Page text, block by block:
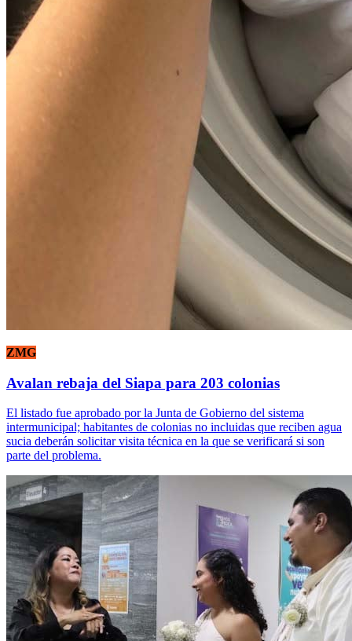
ZMG
Avalan rebaja del Siapa para 203 colonias
El listado fue aprobado por la Junta de Gobierno del sistema
intermunicipal; habitantes de colonias no incluidas que reciben agua
sucia deberán solicitar visita técnica en la que se verificará si son
parte del problema.